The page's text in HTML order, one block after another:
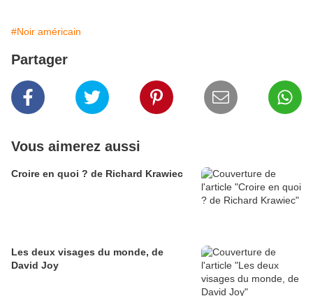
#Noir américain
Partager
Vous aimerez aussi
Croire en quoi ? de Richard Krawiec
Les deux visages du monde, de
David Joy